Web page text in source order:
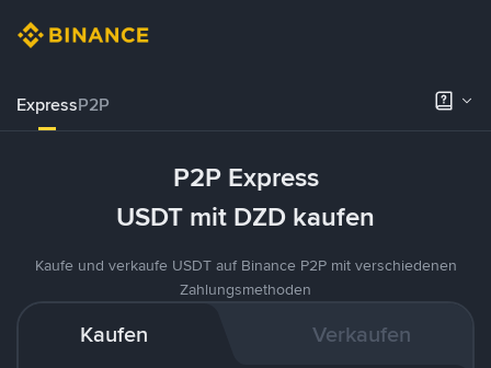
ExpressP2P
P2P Express
USDT mit DZD kaufen
Kaufe und verkaufe USDT auf Binance P2P mit verschiedenen
Zahlungsmethoden
Kaufen Verkaufen